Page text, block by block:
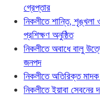
গ্রেপ্তার
নিকলীতে শান্তি,
প্রশিক্ষণ অনুষ্ঠিত
নিকলীতে অবাধে বালু
জনপদ
নিকলীতে অতিরিক্ত
নিকলীতে ইয়াবা